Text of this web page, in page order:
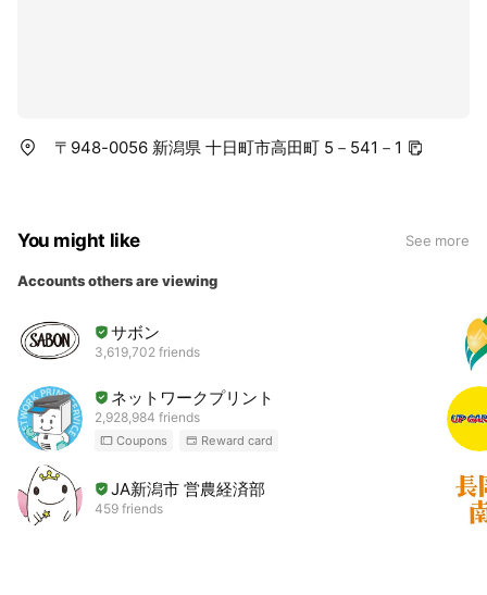
〒948-0056 新潟県 十日町市高田町 5－541－1
You might like See more
Accounts others are viewing
サボン
3,619,702 friends
ネットワークプリント
2,928,984 friends
Coupons Reward card
JA新潟市 営農経済部
459 friends